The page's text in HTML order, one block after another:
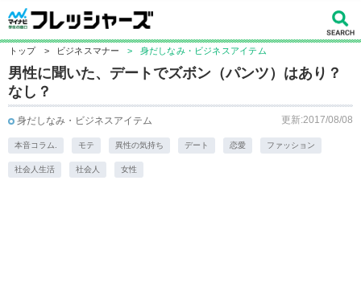
トップ > ビジネスマナー > 身だしなみ・ビジネスアイテム
男性に聞いた、デートでズボン（パンツ）はあり？
なし？
身だしなみ・ビジネスアイテム 更新:2017/08/08
本音コラム. モテ 異性の気持ち デート 恋愛 ファッション
社会人生活 社会人 女性